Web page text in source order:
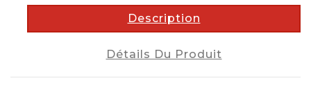
Description
Détails Du Produit